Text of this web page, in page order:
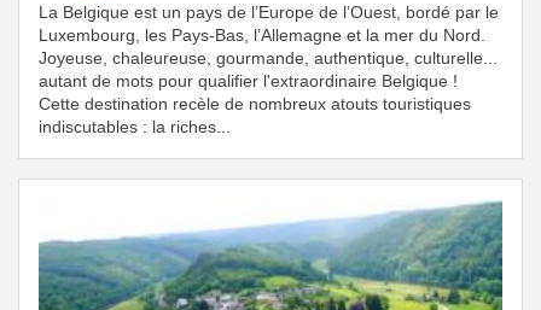
La Belgique est un pays de l’Europe de l’Ouest, bordé par le
Luxembourg, les Pays-Bas, l’Allemagne et la mer du Nord.
Joyeuse, chaleureuse, gourmande, authentique, culturelle...
autant de mots pour qualifier l'extraordinaire Belgique !
Cette destination recèle de nombreux atouts touristiques
indiscutables : la riches...